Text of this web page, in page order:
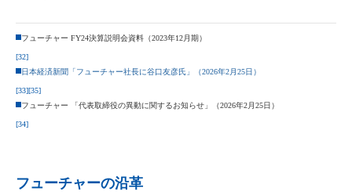
フューチャー FY24決算説明会資料（2023年12月期）
[32]
日本経済新聞「フューチャー社長に谷口友彦氏」（2026年2月25日）
[33][35]
フューチャー 「代表取締役の異動に関するお知らせ」（2026年2月25日）
[34]
フューチャーの沿革